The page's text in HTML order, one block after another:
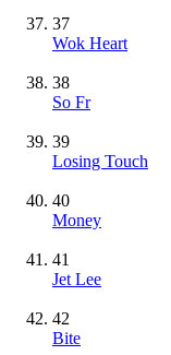
37
Wok Heart
38
So Fr
39
Losing Touch
40
Money
41
Jet Lee
42
Bite